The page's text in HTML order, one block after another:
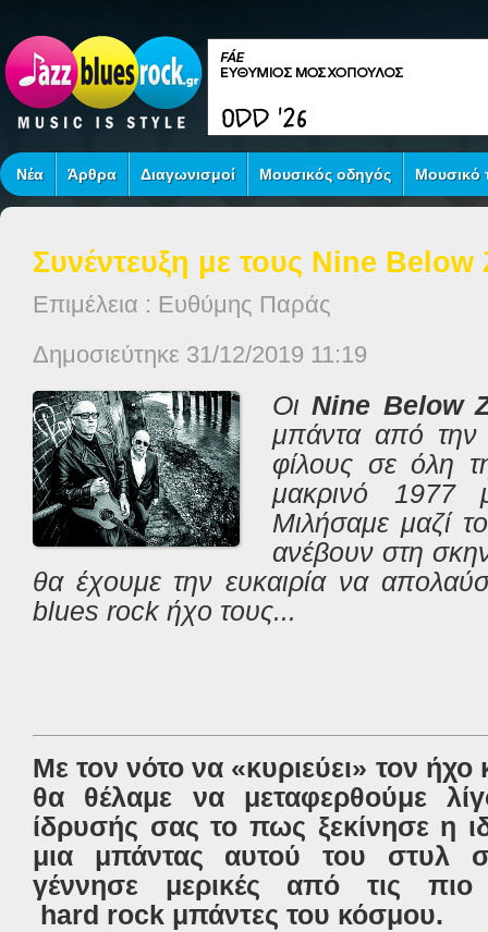
Νέα Άρθρα Διαγωνισμοί Μουσικός οδηγός Μουσικό
Συνέντευξη με τους Nine Below
Επιμέλεια : Ευθύμης Παράς
Δημοσιεύτηκε 31/12/2019 11:19
ΟιNine Below
μπάντα από την
φίλους σε όλη
μακρινό 1977
Μιλήσαμε μαζί
ανέβουν στη
θα έχουμε την ευκαιρία να
blues rock ήχο τους...
Με τον νότο να «κυριεύει» τον
θα θέλαμε να μεταφερθούμε
ίδρυσής σας το πως ξεκίνησε η
μια μπάντας αυτού του στυλ
γέννησε μερικές από τις
hard rock μπάντες του κόσμου.